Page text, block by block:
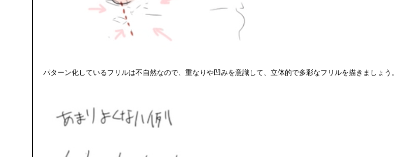
パターン化しているフリルは不自然なので、重なりや凹みを意識して、立体的で多彩なフリルを描きましょう。